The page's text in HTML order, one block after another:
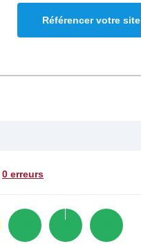
Référencer votre site
0 erreurs